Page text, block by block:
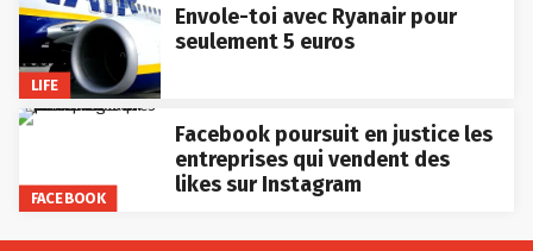
LIFE
Envole-toi avec Ryanair pour
seulement 5 euros
FACEBOOK
Facebook poursuit en justice les
entreprises qui vendent des
likes sur Instagram